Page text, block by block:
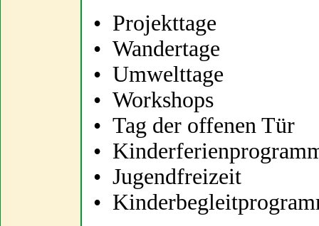
• Projekttage
• Wandertage
• Umwelttage
• Workshops
• Tag der offenen Tür
•
• Jugendfreizeit
•